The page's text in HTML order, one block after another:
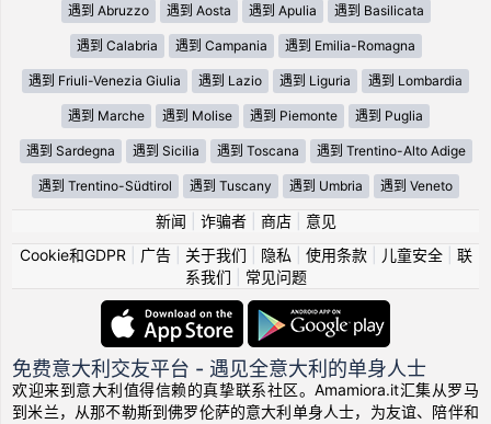
遇到 Abruzzo 遇到 Aosta 遇到 Apulia 遇到 Basilicata
遇到 Calabria 遇到 Campania 遇到 Emilia-Romagna
遇到 Friuli-Venezia Giulia 遇到 Lazio 遇到 Liguria 遇到 Lombardia
遇到 Marche 遇到 Molise 遇到 Piemonte 遇到 Puglia
遇到 Sardegna 遇到 Sicilia 遇到 Toscana 遇到 Trentino-Alto Adige
遇到 Trentino-Südtirol 遇到 Tuscany 遇到 Umbria 遇到 Veneto
新闻 诈骗者| 商店| 意见
Cookie和GDPR
广告| 关于我们 隐私 使用条款| 儿童安全| 联
系我们
常见问题
免费意大利交友平台 - 遇见全意大利的单身人士
欢迎来到意大利值得信赖的真挚联系社区。Amamiora.it汇集从罗马
到米兰，从那不勒斯到佛罗伦萨的意大利单身人士，为友谊、陪伴和